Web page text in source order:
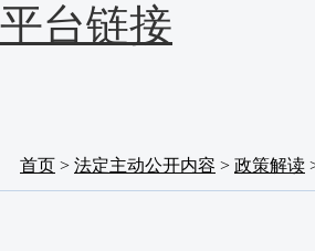
平台链接
首页 > 法定主动公开内容 > 政策解读